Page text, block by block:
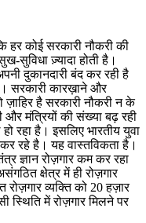
हर कोई सरकारी नौकरी की
सुविधा ज़्यादा होती है।
दुकानदारी बंद कर रही है
सरकारी कारख़ाने और
ज़ाहिर है सरकारी नौकरी न के
और मंत्रियों की संख्या बढ़ रही
रहा है। इसलिए भारतीय युवा
रहे है। यह वास्तविकता है।
ज्ञान रोज़गार कम कर रहा
क्षेत्र में ही रोज़गार
व्यक्ति को 20 हज़ार
में रोज़गार मिलने पर